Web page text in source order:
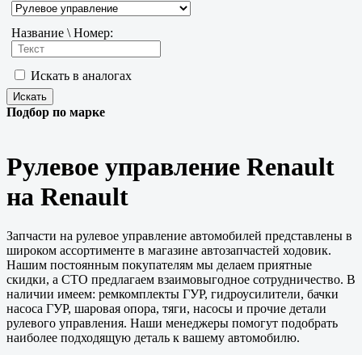
Название \ Номер:
Искать в аналогах
Подбор по марке
Рулевое управление Renault
на Renault
Запчасти на рулевое управление автомобилей представлены в
широком ассортименте в магазине автозапчастей ходовик.
Нашим постоянным покупателям мы делаем приятные
скидки, а СТО предлагаем взаимовыгодное сотрудничество. В
наличии имеем: ремкомплекты ГУР, гидроусилители, бачки
насоса ГУР, шаровая опора, тяги, насосы и прочие детали
рулевого управления. Наши менеджеры помогут подобрать
наиболее подходящую деталь к вашему автомобилю.